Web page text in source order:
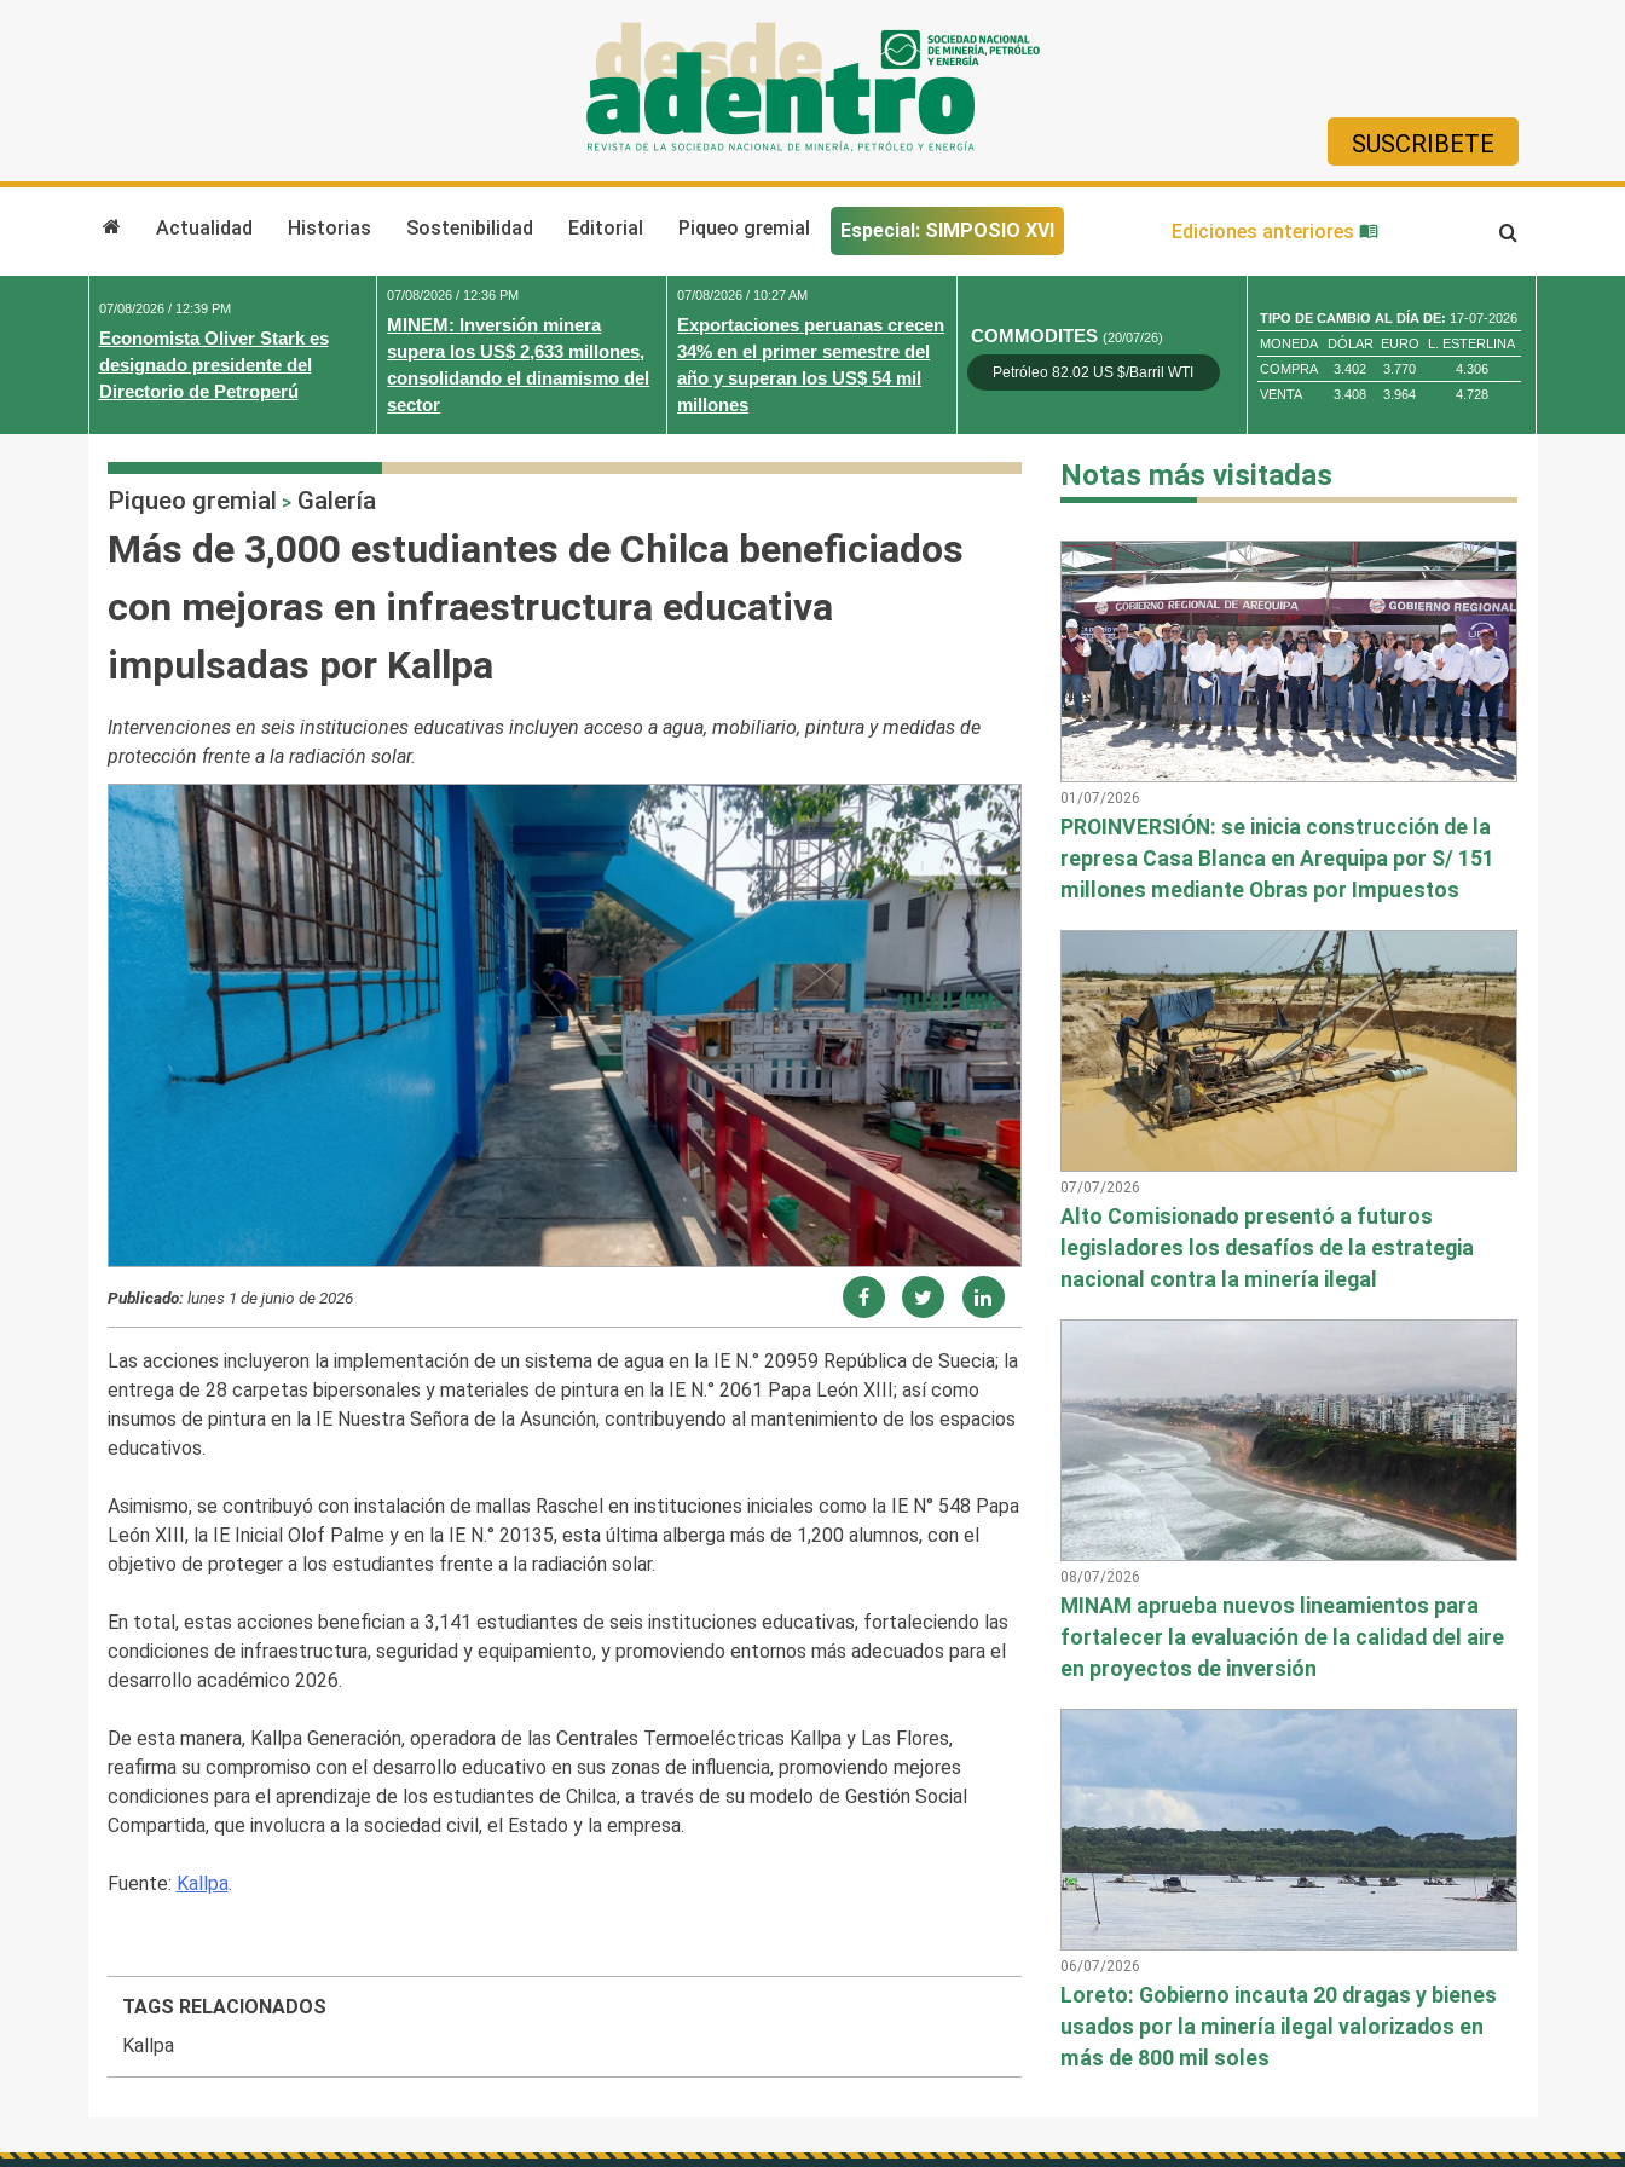
SUSCRIBETE
Actualidad Historias Sostenibilidad Editorial Piqueo gremial Especial: SIMPOSIO XVI Ediciones anteriores
07/08/2026 / 12:39 PM
Economista Oliver Stark es
designado presidente del
Directorio de Petroperú
07/08/2026 / 12:36 PM
MINEM: Inversión minera
supera los US$ 2,633 millones,
consolidando el dinamismo del
sector
07/08/2026 / 10:27 AM
Exportaciones peruanas crecen
34% en el primer semestre del
año y superan los US$ 54 mil
millones
COMMODITES(20/07/26)
Petróleo 82.02 US $/Barril WTI Oro 4,010.80 US $/ Oz. Tr.
TIPO DE CAMBIO AL DÍA DE: 17-07-2026
MONEDA
DÓLAR EURO
L. ESTERLINA
COMPRA
3.402 3.770
4.306
VENTA
3.408 3.964 4.728
Piqueo gremial > Galería
Más de 3,000 estudiantes de Chilca beneficiados
con mejoras en infraestructura educativa
impulsadas por Kallpa
Intervenciones en seis instituciones educativas incluyen acceso a agua, mobiliario, pintura y medidas de
protección frente a la radiación solar.
Publicado:lunes 1 de junio de 2026
Las acciones incluyeron la implementación de un sistema de agua en la IE N.° 20959 República de Suecia; la
entrega de 28 carpetas bipersonales y materiales de pintura en la IE N.° 2061 Papa León XIII; así como
insumos de pintura en la IE Nuestra Señora de la Asunción, contribuyendo al mantenimiento de los espacios
educativos.
Asimismo, se contribuyó con instalación de mallas Raschel en instituciones iniciales como la IE N° 548 Papa
León XIII, la IE Inicial Olof Palme y en la IE N.° 20135, esta última alberga más de 1,200 alumnos, con el
objetivo de proteger a los estudiantes frente a la radiación solar.
En total, estas acciones benefician a 3,141 estudiantes de seis instituciones educativas, fortaleciendo las
condiciones de infraestructura, seguridad y equipamiento, y promoviendo entornos más adecuados para el
desarrollo académico 2026.
De esta manera, Kallpa Generación, operadora de las Centrales Termoeléctricas Kallpa y Las Flores,
reafirma su compromiso con el desarrollo educativo en sus zonas de influencia, promoviendo mejores
condiciones para el aprendizaje de los estudiantes de Chilca, a través de su modelo de Gestión Social
Compartida, que involucra a la sociedad civil, el Estado y la empresa.
Fuente: Kallpa.
TAGS RELACIONADOS
Kallpa
Notas más visitadas
01/07/2026
PROINVERSIÓN: se inicia construcción de la
represa Casa Blanca en Arequipa por S/ 151
millones mediante Obras por Impuestos
07/07/2026
Alto Comisionado presentó a futuros
legisladores los desafíos de la estrategia
nacional contra la minería ilegal
08/07/2026
MINAM aprueba nuevos lineamientos para
fortalecer la evaluación de la calidad del aire
en proyectos de inversión
06/07/2026
Loreto: Gobierno incauta 20 dragas y bienes
usados por la minería ilegal valorizados en
más de 800 mil soles